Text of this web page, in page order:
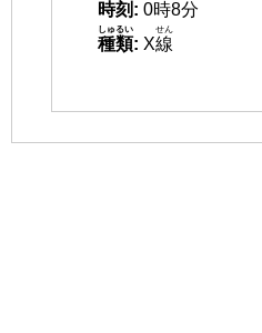
時刻 : 0時8分
種類
しゅるい
: X線
せん